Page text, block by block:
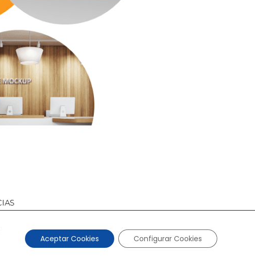
Aceptar Cookies Configurar Cookies